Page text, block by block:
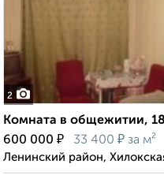
2
Комната в общежитии,
600 000 ₽ 33 400 ₽ за м²
Ленинский район,